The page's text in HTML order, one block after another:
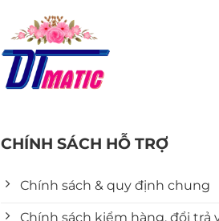
CHÍNH SÁCH HỖ TRỢ
Chính sách & quy định chung
Chính sách kiểm hàng, đổi trả